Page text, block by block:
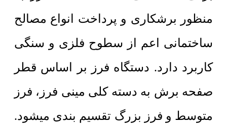
منظور برشکاری و پرداخت انواع مصالح
ساختمانی اعم از سطوح فلزی و سنگی
کاربرد دارد. دستگاه فرز بر اساس قطر
صفحه برش به دسته کلی مینی فرز، فرز
متوسط و فرز بزرگ تقسیم بندی میشود.